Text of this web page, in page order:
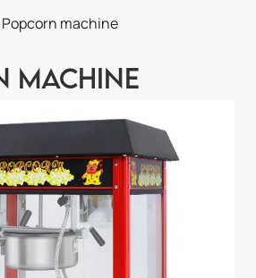
Popcorn machine
machine